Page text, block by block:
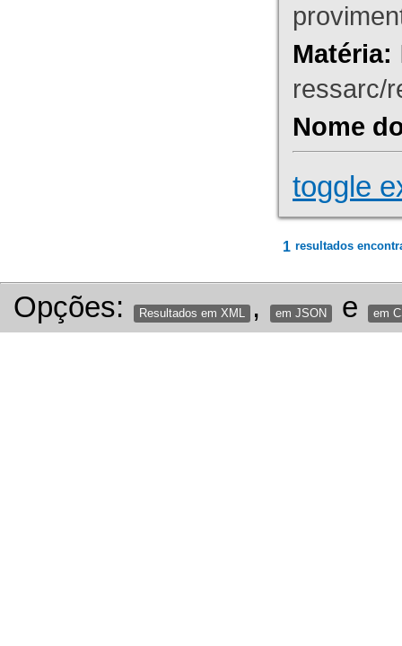
Matéria:
ressarc/
Nome
toggle
1 resultados
Opções: Resultados em XML , em JSON e em